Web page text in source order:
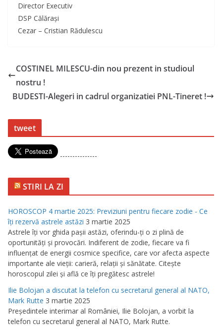
Director Executiv
DSP Călărași
Cezar – Cristian Rădulescu
COSTINEL MILESCU-din nou prezent in studioul
nostru !
BUDESTI-Alegeri in cadrul organizatiei PNL-Tineret !
tweet
---------------
STIRI LA ZI
HOROSCOP 4 martie 2025: Previziuni pentru fiecare zodie - Ce
îţi rezervă astrele astăzi 3 martie 2025
Astrele îţi vor ghida paşii astăzi, oferindu-ţi o zi plină de
oportunităţi şi provocări. Indiferent de zodie, fiecare va fi
influenţat de energii cosmice specifice, care vor afecta aspecte
importante ale vieţii: carieră, relaţii şi sănătate. Citeşte
horoscopul zilei şi află ce îţi pregătesc astrele!
Ilie Bolojan a discutat la telefon cu secretarul general al NATO,
Mark Rutte 3 martie 2025
Preşedintele interimar al României, Ilie Bolojan, a vorbit la
telefon cu secretarul general al NATO, Mark Rutte.